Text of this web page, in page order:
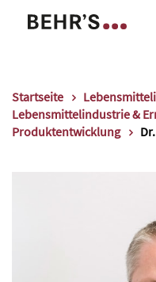
Startseite
Lebensmittelindustrie &
Produktentwicklung